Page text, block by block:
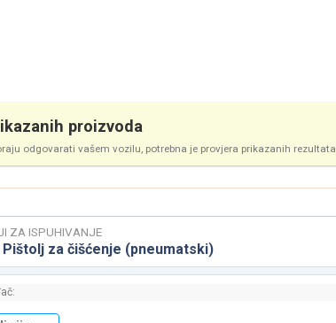
proizvoda
odgovarati vašem vozilu, potrebna je provjera prikazanih rezultata
ZA ISPUHIVANJE
Pištolj za čišćenje (pneumatski)